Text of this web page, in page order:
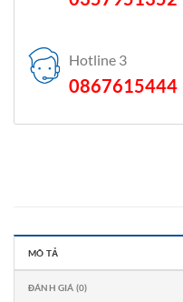
Hotline 3
0867615444
MÔ TẢ
ĐÁNH GIÁ (0)